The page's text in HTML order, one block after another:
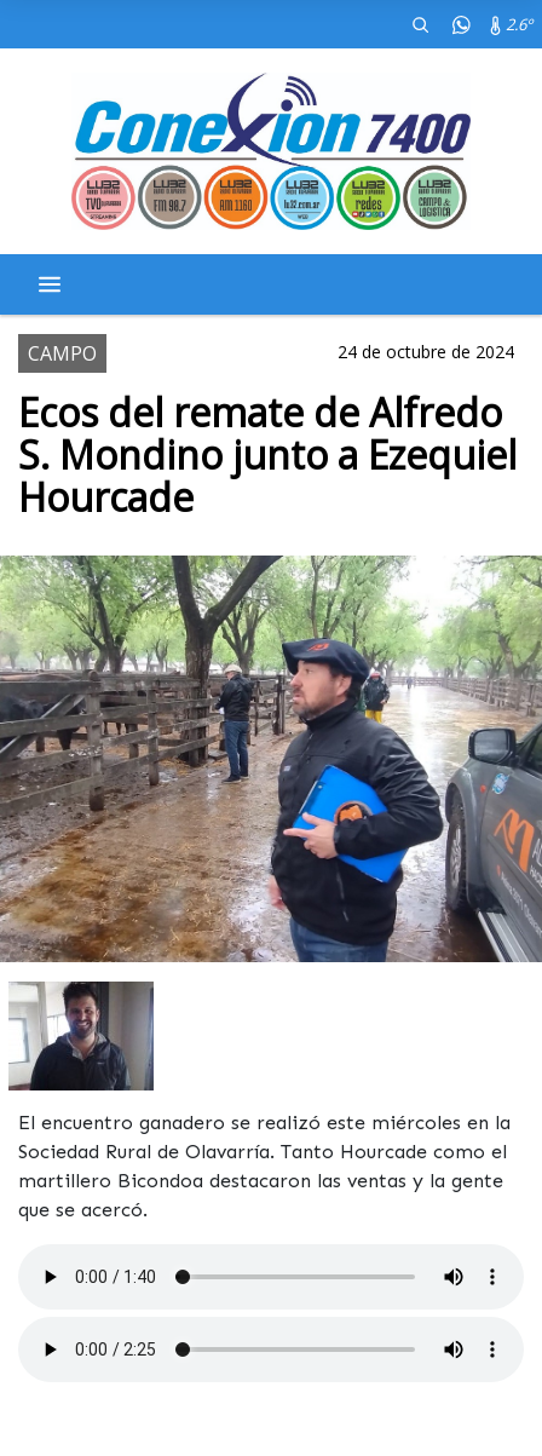
2.6º
CAMPO 24 de octubre de 2024
Ecos del remate de Alfredo
S. Mondino junto a Ezequiel
Hourcade
El encuentro ganadero se realizó este miércoles en la
Sociedad Rural de Olavarría. Tanto Hourcade como el
martillero Bicondoa destacaron las ventas y la gente
que se acercó.